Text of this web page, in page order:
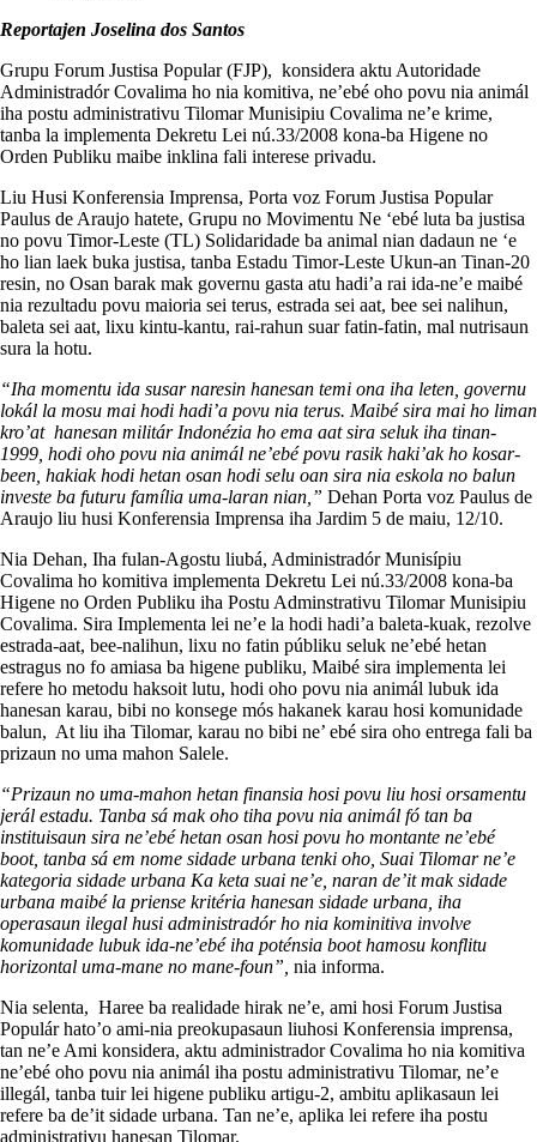
Reportajen Joselina dos Santos
Grupu Forum Justisa Popular (FJP), konsidera aktu Autoridade
Administradór Covalima ho nia komitiva, ne’ebé oho povu nia animál
iha postu administrativu Tilomar Munisipiu Covalima ne’e krime,
tanba la implementa Dekretu Lei nú.33/2008 kona-ba Higene no
Orden Publiku maibe inklina fali interese privadu.
Liu Husi Konferensia Imprensa, Porta voz Forum Justisa Popular
Paulus de Araujo hatete, Grupu no Movimentu Ne ‘ebé luta ba justisa
no povu Timor-Leste (TL) Solidaridade ba animal nian dadaun ne ‘e
ho lian laek buka justisa, tanba Estadu Timor-Leste Ukun-an Tinan-20
resin, no Osan barak mak governu gasta atu hadi’a rai ida-ne’e maibé
nia rezultadu povu maioria sei terus, estrada sei aat, bee sei nalihun,
baleta sei aat, lixu kintu-kantu, rai-rahun suar fatin-fatin, mal nutrisaun
sura la hotu.
“Iha momentu ida susar naresin hanesan temi ona iha leten, governu
lokál la mosu mai hodi hadi’a povu nia terus. Maibé sira mai ho liman
kro’at hanesan militár Indonézia ho ema aat sira seluk iha tinan-
1999, hodi oho povu nia animál ne’ebé povu rasik haki’ak ho kosar-
been, hakiak hodi hetan osan hodi selu oan sira nia eskola no balun
investe ba futuru família uma-laran nian,” Dehan Porta voz Paulus de
Araujo liu husi Konferensia Imprensa iha Jardim 5 de maiu, 12/10.
Nia Dehan, Iha fulan-Agostu liubá, Administradór Munisípiu
Covalima ho komitiva implementa Dekretu Lei nú.33/2008 kona-ba
Higene no Orden Publiku iha Postu Adminstrativu Tilomar Munisipiu
Covalima. Sira Implementa lei ne’e la hodi hadi’a baleta-kuak, rezolve
estrada-aat, bee-nalihun, lixu no fatin públiku seluk ne’ebé hetan
estragus no fo amiasa ba higene publiku, Maibé sira implementa lei
refere ho metodu haksoit lutu, hodi oho povu nia animál lubuk ida
hanesan karau, bibi no konsege mós hakanek karau hosi komunidade
balun, At liu iha Tilomar, karau no bibi ne’ ebé sira oho entrega fali ba
prizaun no uma mahon Salele.
“Prizaun no uma-mahon hetan finansia hosi povu liu hosi orsamentu
jerál estadu. Tanba sá mak oho tiha povu nia animál fó tan ba
instituisaun sira ne’ebé hetan osan hosi povu ho montante ne’ebé
boot, tanba sá em nome sidade urbana tenki oho, Suai Tilomar ne’e
kategoria sidade urbana Ka keta suai ne’e, naran de’it mak sidade
urbana maibé la priense kritéria hanesan sidade urbana, iha
operasaun ilegal husi administradór ho nia kominitiva involve
komunidade lubuk ida-ne’ebé iha poténsia boot hamosu konflitu
horizontal uma-mane no mane-foun”, nia informa.
Nia selenta, Haree ba realidade hirak ne’e, ami hosi Forum Justisa
Populár hato’o ami-nia preokupasaun liuhosi Konferensia imprensa,
tan ne’e Ami konsidera, aktu administrador Covalima ho nia komitiva
ne’ebé oho povu nia animál iha postu administrativu Tilomar, ne’e
illegál, tanba tuir lei higene publiku artigu-2, ambitu aplikasaun lei
refere ba de’it sidade urbana. Tan ne’e, aplika lei refere iha postu
administrativu hanesan Tilomar.